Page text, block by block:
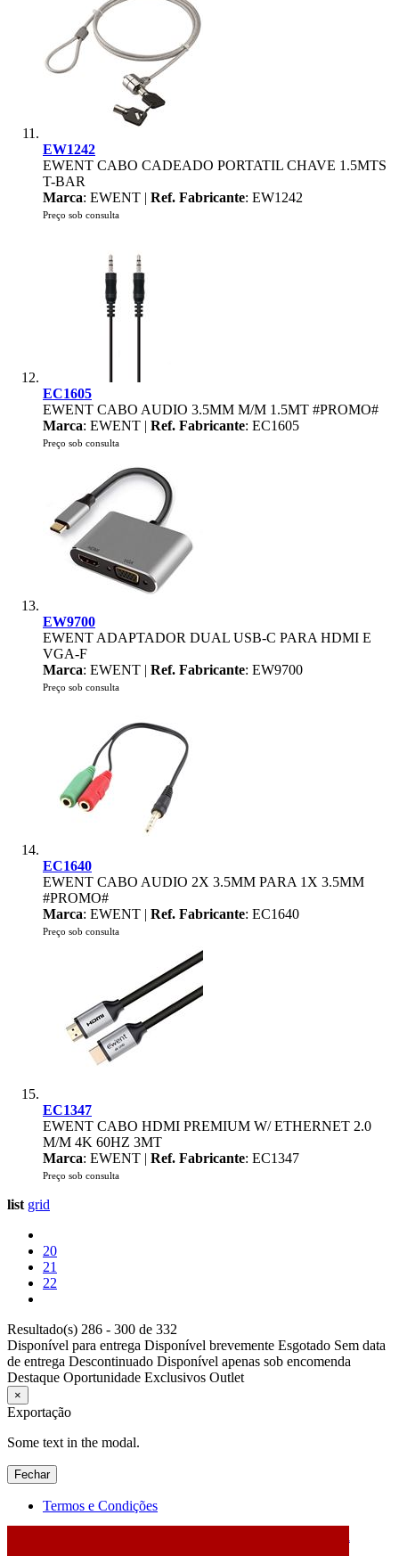
EW1242
EWENT CABO CADEADO PORTATIL CHAVE 1.5MTS
T-BAR
Marca: EWENT | Ref. Fabricante: EW1242
Preço sob consulta
EC1605
EWENT CABO AUDIO 3.5MM M/M 1.5MT #PROMO#
Marca: EWENT | Ref. Fabricante: EC1605
Preço sob consulta
EW9700
EWENT ADAPTADOR DUAL USB-C PARA HDMI E
VGA-F
Marca: EWENT | Ref. Fabricante: EW9700
Preço sob consulta
EC1640
EWENT CABO AUDIO 2X 3.5MM PARA 1X 3.5MM
#PROMO#
Marca: EWENT | Ref. Fabricante: EC1640
Preço sob consulta
EC1347
EWENT CABO HDMI PREMIUM W/ ETHERNET 2.0
M/M 4K 60HZ 3MT
Marca: EWENT | Ref. Fabricante: EC1347
Preço sob consulta
list grid
20
21
22
Resultado(s) 286 - 300 de 332
Disponível para entrega Disponível brevemente Esgotado Sem data
de entrega Descontinuado Disponível apenas sob encomenda
Destaque Oportunidade Exclusivos Outlet
×
Exportação
Some text in the modal.
Fechar
Termos e Condições